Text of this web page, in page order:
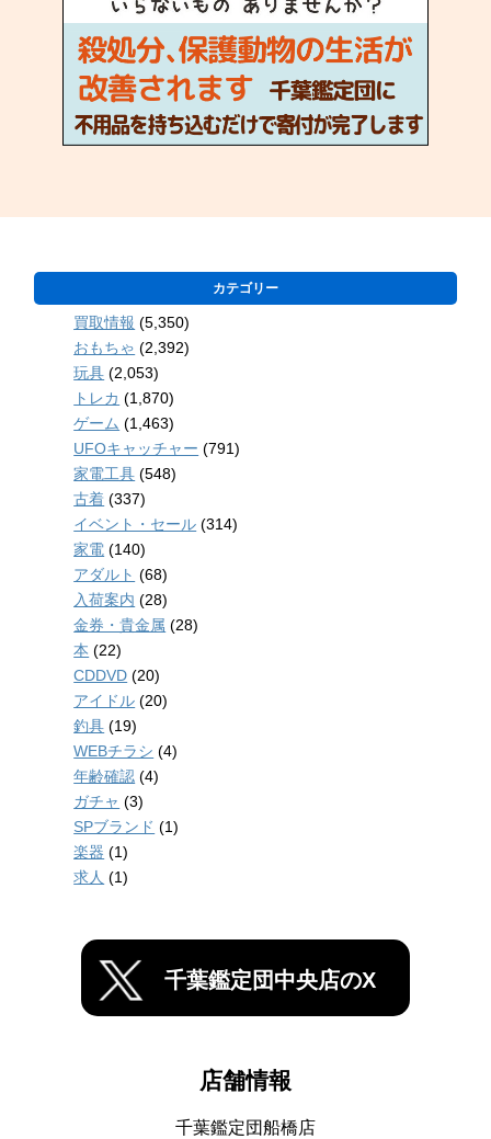
カテゴリー
買取情報 (5,350)
おもちゃ (2,392)
玩具 (2,053)
トレカ (1,870)
ゲーム (1,463)
UFOキャッチャー (791)
家電工具 (548)
古着 (337)
イベント・セール (314)
家電 (140)
アダルト (68)
入荷案内 (28)
金券・貴金属 (28)
本 (22)
CDDVD (20)
アイドル (20)
釣具 (19)
WEBチラシ (4)
年齢確認 (4)
ガチャ (3)
SPブランド (1)
楽器 (1)
求人 (1)
千葉鑑定団中央店のX
店舗情報
千葉鑑定団船橋店